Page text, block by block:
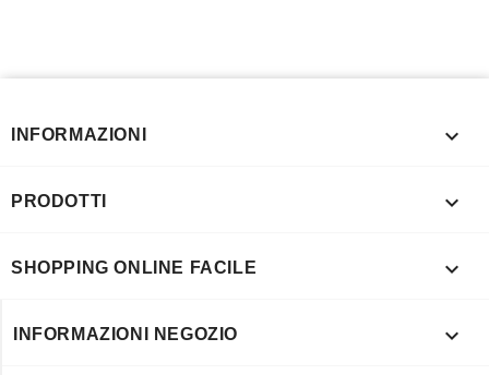
INFORMAZIONI 
PRODOTTI 
SHOPPING ONLINE FACILE 
INFORMAZIONI NEGOZIO 